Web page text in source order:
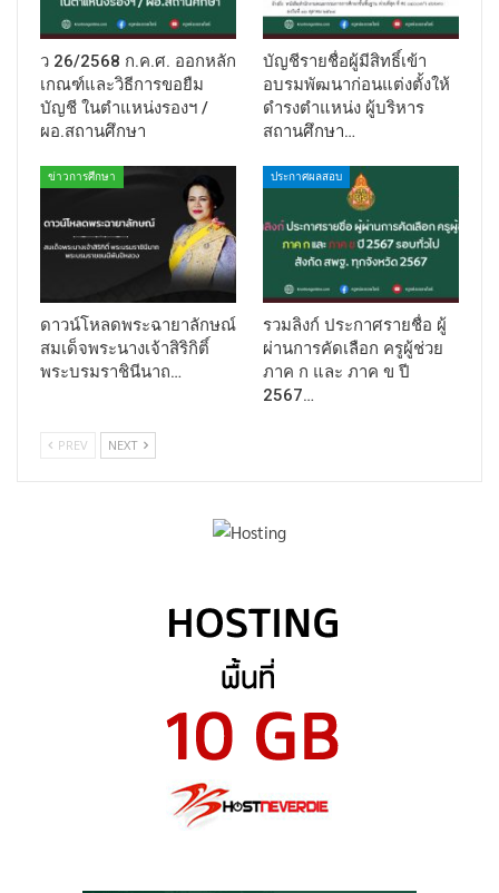
ว 26/2568 ก.ค.ศ. ออกหลัก
เกณฑ์และวิธีการขอยืม
บัญชี ในตำแหน่งรองฯ /
ผอ.สถานศึกษา
บัญชีรายชื่อผู้มีสิทธิ์เข้า
อบรมพัฒนาก่อนแต่งตั้งให้
ดำรงตำแหน่ง ผู้บริหาร
สถานศึกษา…
ข่าวการศึกษา
ดาวน์โหลดพระฉายาลักษณ์
สมเด็จพระนางเจ้าสิริกิติ์
พระบรมราชินีนาถ…
ประกาศผลสอบ
รวมลิงก์ ประกาศรายชื่อ ผู้
ผ่านการคัดเลือก ครูผู้ช่วย
ภาค ก และ ภาค ข ปี
2567…
PREV NEXT